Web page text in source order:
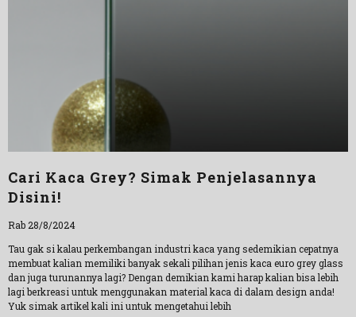
Cari Kaca Grey? Simak Penjelasannya
Disini!
Rab 28/8/2024
Tau gak si kalau perkembangan industri kaca yang sedemikian cepatnya
membuat kalian memiliki banyak sekali pilihan jenis kaca euro grey glass
dan juga turunannya lagi? Dengan demikian kami harap kalian bisa lebih
lagi berkreasi untuk menggunakan material kaca di dalam design anda!
Yuk simak artikel kali ini untuk mengetahui lebih